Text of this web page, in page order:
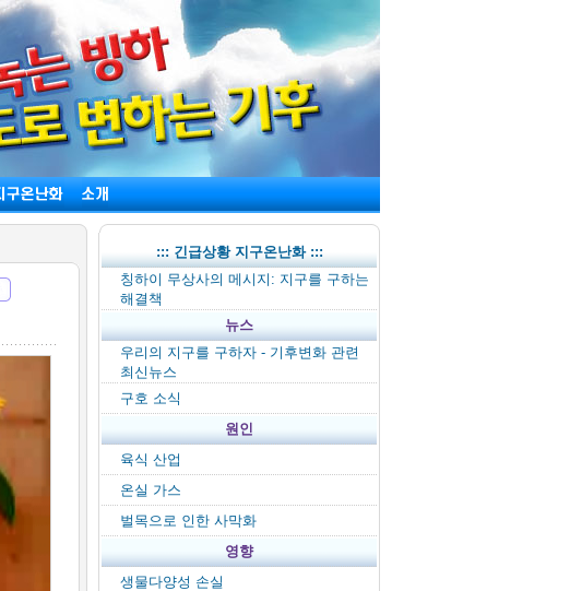
::: 긴급상황 지구온난화 :::
칭하이 무상사의 메시지: 지구를 구하는
해결책
뉴스
우리의 지구를 구하자 - 기후변화 관련
최신뉴스
구호 소식
원인
육식 산업
온실 가스
벌목으로 인한 사막화
영향
생물다양성 손실